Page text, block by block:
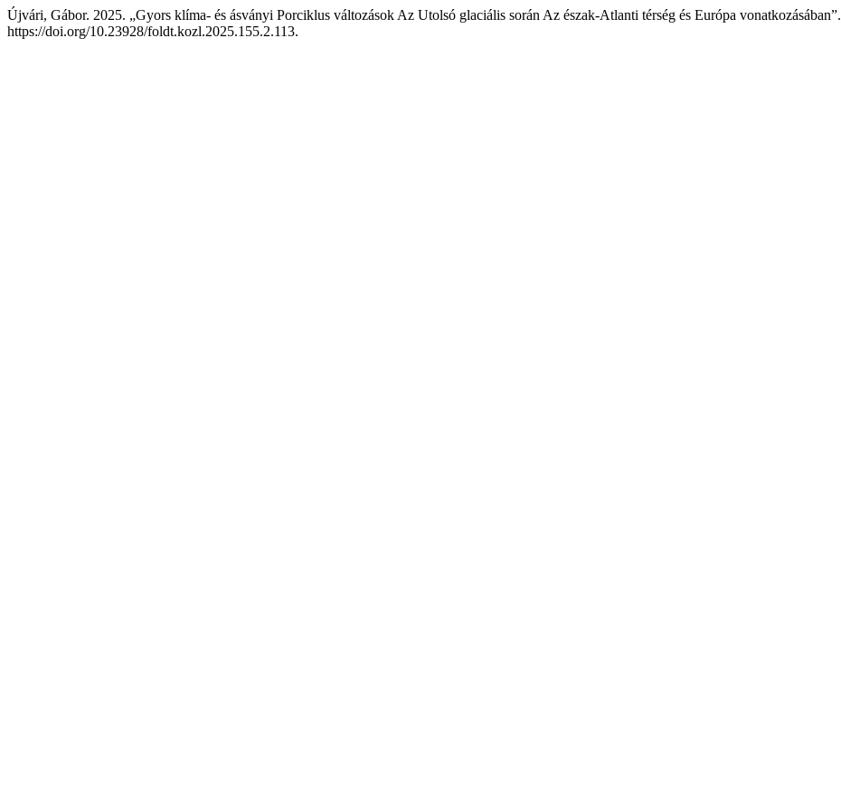
Újvári, Gábor. 2025. „Gyors klíma- és ásványi Porciklus változások Az Utolsó glaciális során Az észak-Atlanti térség és Európa vonatkozásában”.
https://doi.org/10.23928/foldt.kozl.2025.155.2.113.